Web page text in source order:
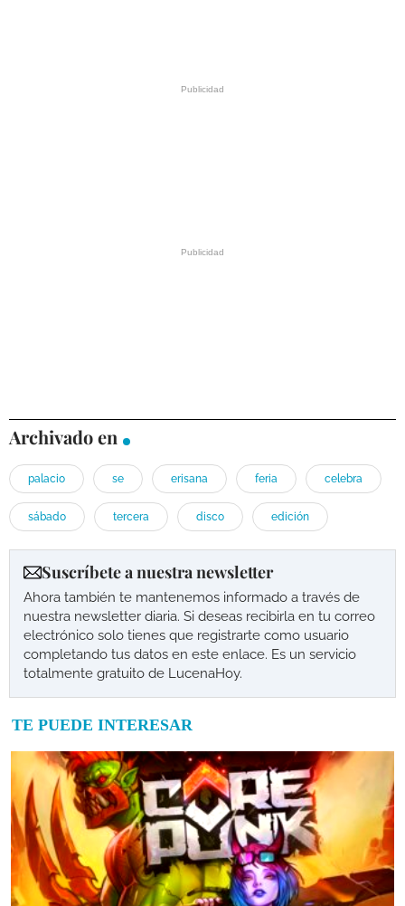
Archivado en
palacio se erisana feria celebra
sábado tercera disco edición
Suscríbete a nuestra newsletter
Ahora también te mantenemos informado a través de
nuestra newsletter diaria. Si deseas recibirla en tu correo
electrónico solo tienes que registrarte como usuario
completando tus datos en este enlace. Es un servicio
totalmente gratuito de LucenaHoy.
TE PUEDE INTERESAR